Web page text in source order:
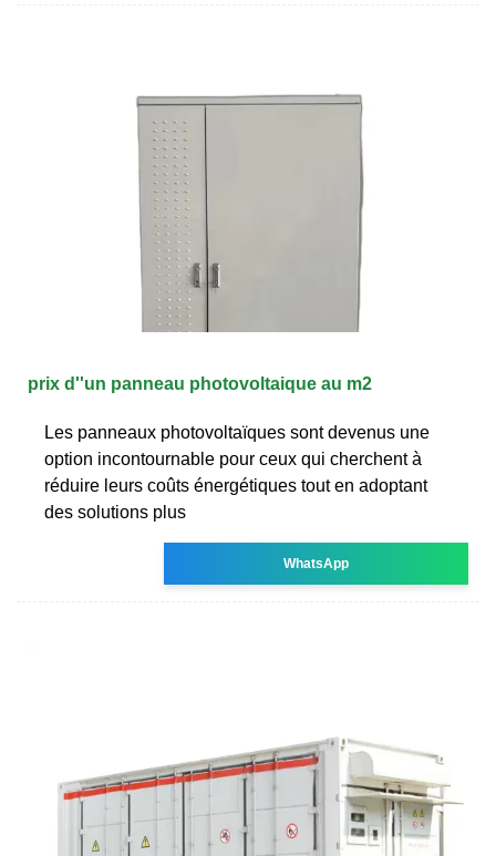
prix d''un panneau photovoltaique au m2
Les panneaux photovoltaïques sont devenus une
option incontournable pour ceux qui cherchent à
réduire leurs coûts énergétiques tout en adoptant
des solutions plus
WhatsApp